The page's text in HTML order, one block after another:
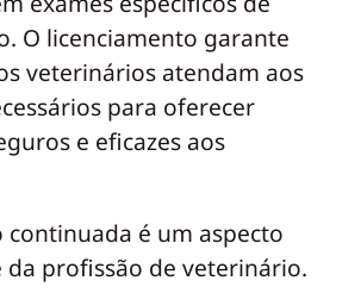
O licenciamento garante
veterinários atendam aos
para oferecer
e eficazes aos
continuada é um aspecto
profissão de veterinário.